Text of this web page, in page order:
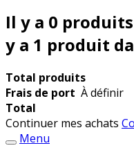
Il y a 0
y a 1 produit
Total produits
Frais de port À définir
Total
Continuer mes achats
Menu